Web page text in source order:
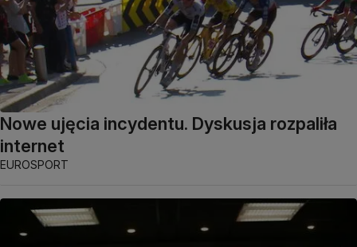
Nowe ujęcia incydentu. Dyskusja rozpaliła
internet
EUROSPORT